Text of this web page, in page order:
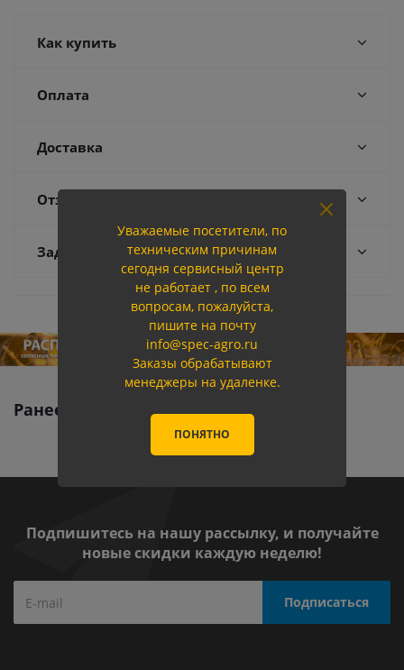
Как купить
Оплата
Доставка
Отзывы
Задать вопрос
Ранее вы смотрели
Подпишитесь на нашу рассылку, и получайте
новые скидки каждую неделю!
Уважаемые посетители, по
техническим причинам
сегодня сервисный центр
не работает , по всем
вопросам, пожалуйста,
пишите на почту
info@spec-agro.ru
Заказы обрабатывают
менеджеры на удаленке.
ПОНЯТНО